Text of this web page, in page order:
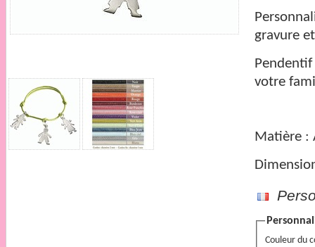
gravure
votre
Matière :
Couleur du